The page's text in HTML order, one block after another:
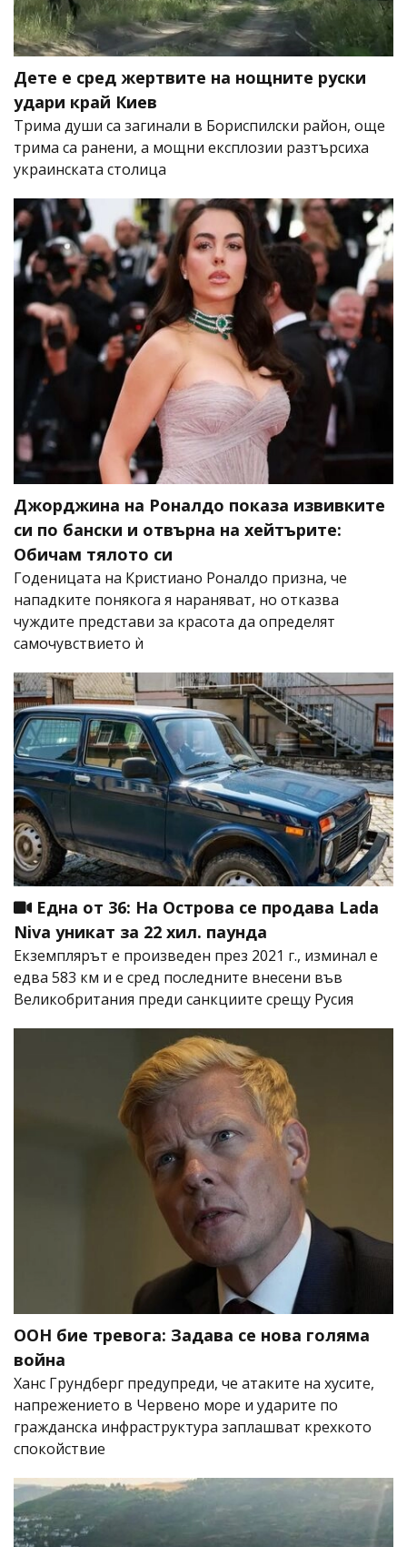
Дете е сред жертвите на нощните руски
удари край Киев
Трима души са загинали в Бориспилски район, още
трима са ранени, а мощни експлозии разтърсиха
украинската столица
Джорджина на Роналдо показа извивките
си по бански и отвърна на хейтърите:
Обичам тялото си
Годеницата на Кристиано Роналдо призна, че
нападките понякога я нараняват, но отказва
чуждите представи за красота да определят
самочувствието ѝ
Една от 36: На Острова се продава Lada
Niva уникат за 22 хил. паунда
Екземплярът е произведен през 2021 г., изминал е
едва 583 км и е сред последните внесени във
Великобритания преди санкциите срещу Русия
ООН бие тревога: Задава се нова голяма
война
Ханс Грундберг предупреди, че атаките на хусите,
напрежението в Червено море и ударите по
гражданска инфраструктура заплашват крехкото
спокойствие